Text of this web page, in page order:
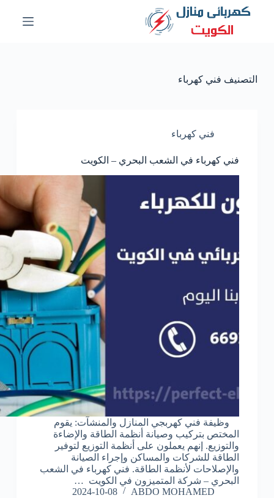
ت
و
ى
التصنيف فني كهرباء
فني كهرباء
فني كهرباء في الشعب البحري – الكويت
وظيفة فني كهربجي المنازل والمنشآت: يقوم
المختص بتركيب وصيانة أنظمة الطاقة والإضاءة
والتوزيع. إنهم يعملون على أنظمة التوزيع لتوفير
الطاقة للشركات والمساكن وإجراء الصيانة
والإصلاحات لأنظمة الطاقة. فني كهرباء في الشعب
البحري – شركة المتميزون في الكويت …
ABDO MOHAMED
2024-10-08